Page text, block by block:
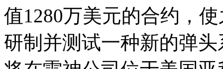
值1280万美元的合约，
研制并测试一种新的弹